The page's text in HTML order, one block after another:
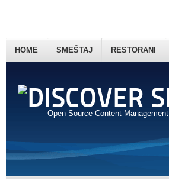
Open Source Content Management
HOME SMEŠTAJ RESTORANI